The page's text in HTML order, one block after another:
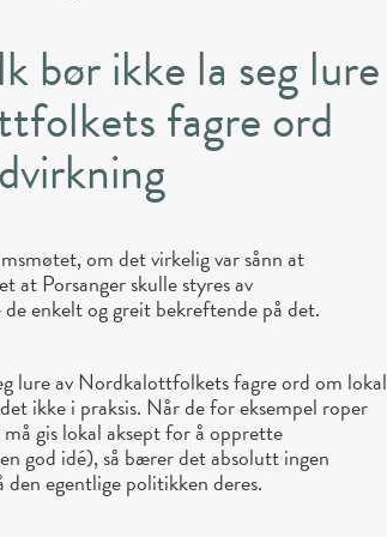
bør ikke la seg lure
fagre ord
om det virkelig var sånn at
Porsanger skulle styres av
enkelt og greit bekreftende på det.
lure av Nordkalottfolkets fagre ord om lokal
ikke i praksis. Når de for eksempel roper
gis lokal aksept for å opprette
god idé), så bærer det absolutt ingen
egentlige politikken deres.